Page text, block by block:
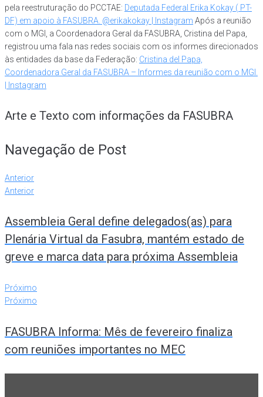
pela reestruturação do PCCTAE: Deputada Federal Erika Kokay ( PT-
DF) em apoio à FASUBRA. @erikakokay | Instagram Após a reunião
com o MGI, a Coordenadora Geral da FASUBRA, Cristina del Papa,
registrou uma fala nas redes sociais com os informes direcionados
às entidades da base da Federação: Cristina del Papa,
Coordenadora Geral da FASUBRA – Informes da reunião com o MGI.
| Instagram
Arte e Texto com informações da FASUBRA
Navegação de Post
Anterior
Anterior
Assembleia Geral define delegados(as) para
Plenária Virtual da Fasubra, mantém estado de
greve e marca data para próxima Assembleia
Próximo
Próximo
FASUBRA Informa: Mês de fevereiro finaliza
com reuniões importantes no MEC